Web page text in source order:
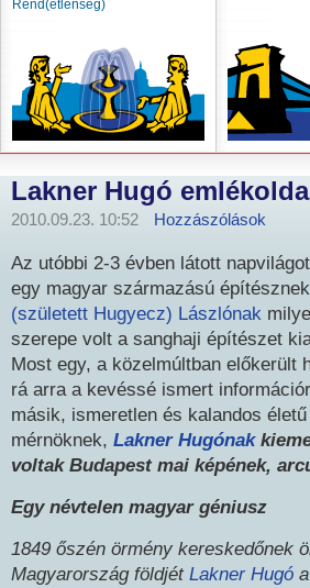
Rend(etlenség)
Lakner Hugó
2010.09.23. 10:52 Hozzászólások
Az utóbbi 2-3 évben látott
egy magyar származású
(született Hugyecz) Lászlónak
szerepe volt a sanghaji építészet
Most egy, a közelmúltban előkerült
rá arra a kevéssé ismert
másik, ismeretlen és kalandos
mérnöknek, Lakner Hugónak
voltak Budapest mai képének,
Egy névtelen magyar géniusz
1849 őszén örmény kereskedőnek
Magyarország földjét Lakner Hugó